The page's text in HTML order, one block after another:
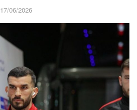
17/06/2026